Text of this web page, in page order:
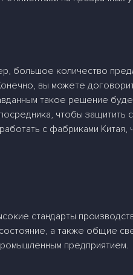
большое количество
вы можете
такое решение
чтобы защитить
с фабриками Китая,
стандарты
а также общие
предприятием.